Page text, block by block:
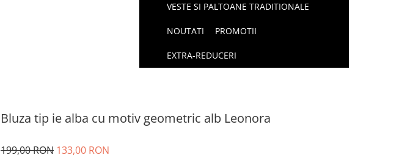
VESTE SI PALTOANE TRADITIONALE
NOUTATI PROMOTII
EXTRA-REDUCERI
Bluza tip ie alba cu motiv geometric alb Leonora
199,00 RON 133,00 RON